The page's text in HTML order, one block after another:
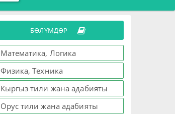
БӨЛҮМДӨР
Математика, Логика
Физика, Техника
Кыргыз тили жана адабияты
Орус тили жана адабияты